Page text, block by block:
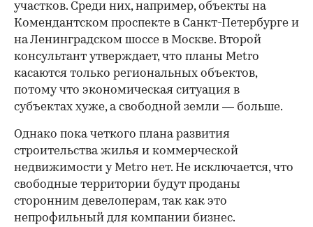
участков. Среди них, например, объекты на
Комендантском проспекте в Санкт-Петербурге и
на Ленинградском шоссе в Москве. Второй
консультант утверждает, что планы Metro
касаются только региональных объектов,
потому что экономическая ситуация в
субъектах хуже, а свободной земли — больше.
Однако пока четкого плана развития
строительства жилья и коммерческой
недвижимости у Metro нет. Не исключается, что
свободные территории будут проданы
сторонним девелоперам, так как это
непрофильный для компании бизнес.